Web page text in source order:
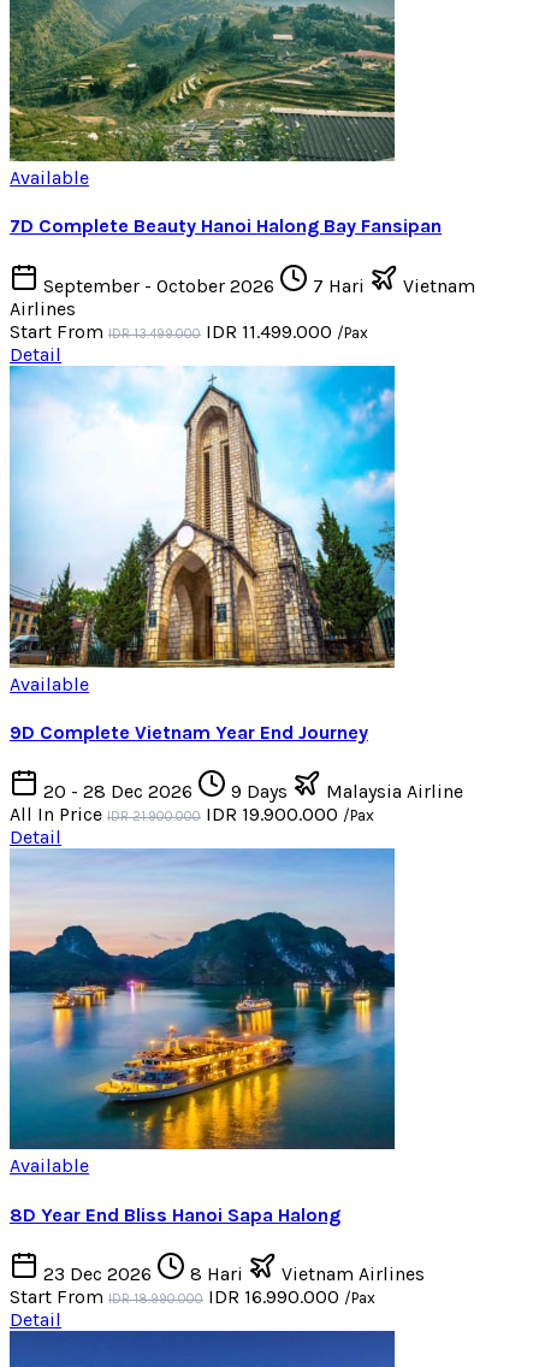
Available
7D Complete Beauty Hanoi Halong Bay Fansipan
September - October 2026 7 Hari
Vietnam
Airlines
Start From IDR 13.499.000 IDR 11.499.000 /Pax
Detail
Available
9D Complete Vietnam Year End Journey
20 - 28 Dec 2026 9 Days
Malaysia Airline
All In Price IDR 21.900.000 IDR 19.900.000 /Pax
Detail
Available
8D Year End Bliss Hanoi Sapa Halong
23 Dec 2026 8 Hari
Vietnam Airlines
Start From IDR 18.990.000 IDR 16.990.000 /Pax
Detail